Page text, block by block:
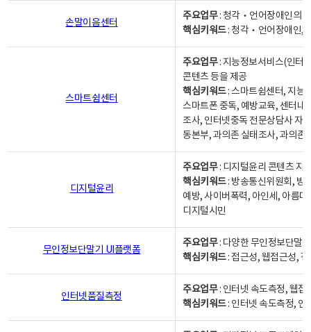
손말이음센터
주요업무: 청각‧언어장애인의
핵심키워드: 청각‧언어장애인,
스마트쉼센터
주요업무: 지능정보서비스(인터
콘텐츠 등을 제공
핵심키워드: 스마트쉼센터, 지능
스마트폰 중독, 예방교육, 센터내
조사, 인터넷중독 전문상담사 자
동본부, 과의존 실태조사, 과의존
디지털윤리
주요업무: 디지털윤리 콘텐츠 지
핵심키워드: 방송통신위원회, 방
예방, 사이버폭력, 아인세, 아름
디지털시민
무인정보단말기 UI플랫폼
주요업무: 다양한 무인정보단말
핵심키워드: 접근성, 웹접근성,
인터넷품질측정
주요업무: 인터넷 속도측정, 웹접
핵심키워드: 인터넷 속도측정, 인